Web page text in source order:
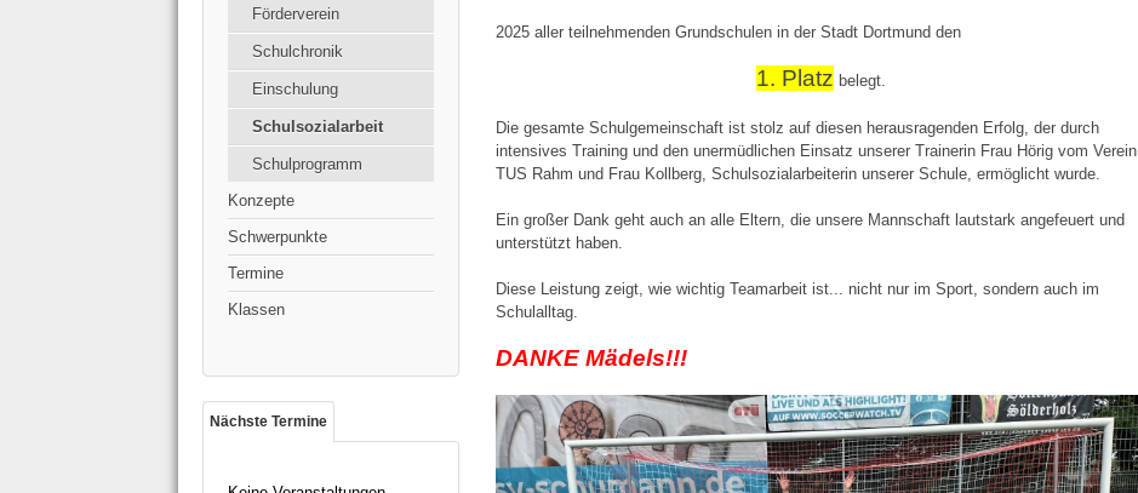
Förderverein
Schulchronik
Einschulung
Schulsozialarbeit
Schulprogramm
Konzepte
Schwerpunkte
Termine
Klassen
Nächste Termine
2025 aller teilnehmenden Grundschulen in der Stadt Dortmund den
1. Platz belegt.
Die gesamte Schulgemeinschaft ist stolz auf diesen herausragenden Erfolg, der durch
intensives Training und den unermüdlichen Einsatz unserer Trainerin Frau Hörig vom Verein
TUS Rahm und Frau Kollberg, Schulsozialarbeiterin unserer Schule, ermöglicht wurde.
Ein großer Dank geht auch an alle Eltern, die unsere Mannschaft lautstark angefeuert und
unterstützt haben.
Diese Leistung zeigt, wie wichtig Teamarbeit ist... nicht nur im Sport, sondern auch im
Schulalltag.
DANKE Mädels!!!